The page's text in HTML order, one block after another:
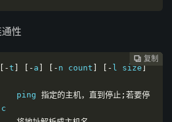
性
 复制
 复制
 复制
 复制
 复制
[-t [- a [- n count [- l size ]
ping
指定的主机，直到停止;若要停
c